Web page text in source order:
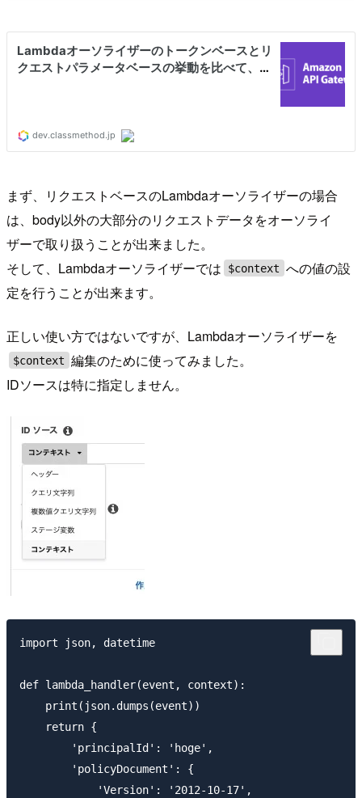
まず、リクエストベースのLambdaオーソライザーの場合
は、body以外の大部分のリクエストデータをオーソライ
ザーで取り扱うことが出来ました。
そして、Lambdaオーソライザーでは
$context への値の設
定を行うことが出来ます。
正しい使い方ではないですが、Lambdaオーソライザーを
$context 編集のために使ってみました。
IDソースは特に指定しません。
import json, datetime
def lambda_handler(event, context):
    print(json.dumps(event))
    return {
        'principalId': 'hoge',
        'policyDocument': {
            'Version': '2012-10-17',